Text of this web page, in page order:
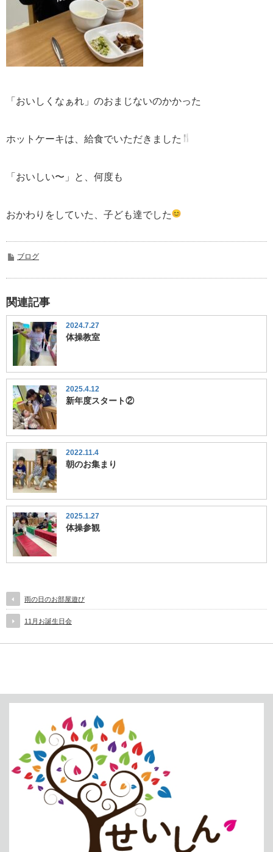
「おいしくなぁれ」のおまじないのかかった
ホットケーキは、 給食でいただきました
「おいしい〜」と、何度も
おかわりをしていた、子ども達でした
ブログ
関連記事
2024.7.27
体操教室
2025.4.12
新年度スタート②
2022.11.4
朝のお集まり
2025.1.27
体操参観
雨の日のお部屋遊び
11月お誕生日会